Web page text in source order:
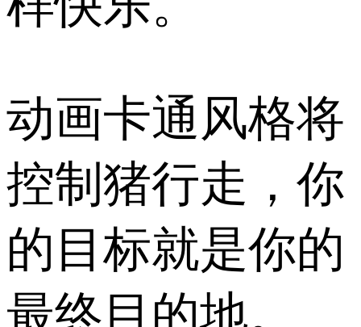
动画卡通风格将
控制猪行走，你
的目标就是你的
最终目的地。